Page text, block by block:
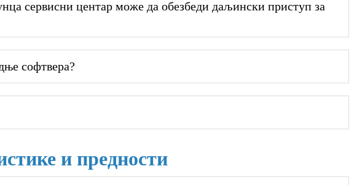
сервисни центар може да обезбеди даљински приступ за
софтвера?
и предности